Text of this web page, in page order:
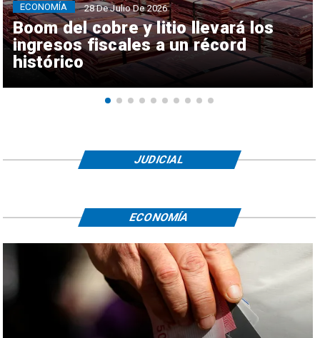
Boom del cobre y litio llevará los
ingresos fiscales a un récord
histórico
ECONOMÍA 28 De Julio De 2026
JUDICIAL
ECONOMÍA